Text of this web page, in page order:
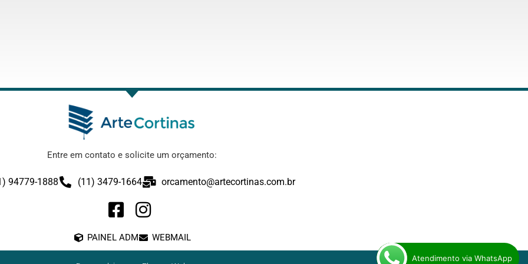
Entre em contato e solicite um orçamento:
94779-1888 (11) 3479-1664 orcamento@artecortinas.com.br
PAINEL ADM WEBMAIL
Atendimento via WhatsApp